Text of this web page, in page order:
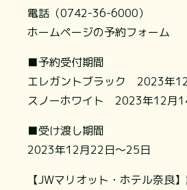
電話（0742-36-6000）
ホームページの予約フォーム
■予約受付期間
エレガントブラック 2023年
スノーホワイト 2023年12月
■受け渡し期間
2023年12月22日～25日
【JWマリオット・ホテル奈良